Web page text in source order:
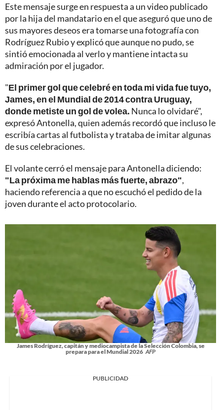
Este mensaje surge en respuesta a un video publicado
por la hija del mandatario en el que aseguró que uno de
sus mayores deseos era tomarse una fotografía con
Rodríguez Rubio y explicó que aunque no pudo, se
sintió emocionada al verlo y mantiene intacta su
admiración por el jugador.
"El primer gol que celebré en toda mi vida fue tuyo,
James, en el Mundial de 2014 contra Uruguay,
donde metiste un gol de volea. Nunca lo olvidaré",
expresó Antonella, quien además recordó que incluso le
escribía cartas al futbolista y trataba de imitar algunas
de sus celebraciones.
El volante cerró el mensaje para Antonella diciendo:
"La próxima me hablas más fuerte, abrazo",
haciendo referencia a que no escuchó el pedido de la
joven durante el acto protocolario.
James Rodríguez, capitán y mediocampista de la Selección Colombia, se
prepara para el Mundial 2026 AFP
PUBLICIDAD